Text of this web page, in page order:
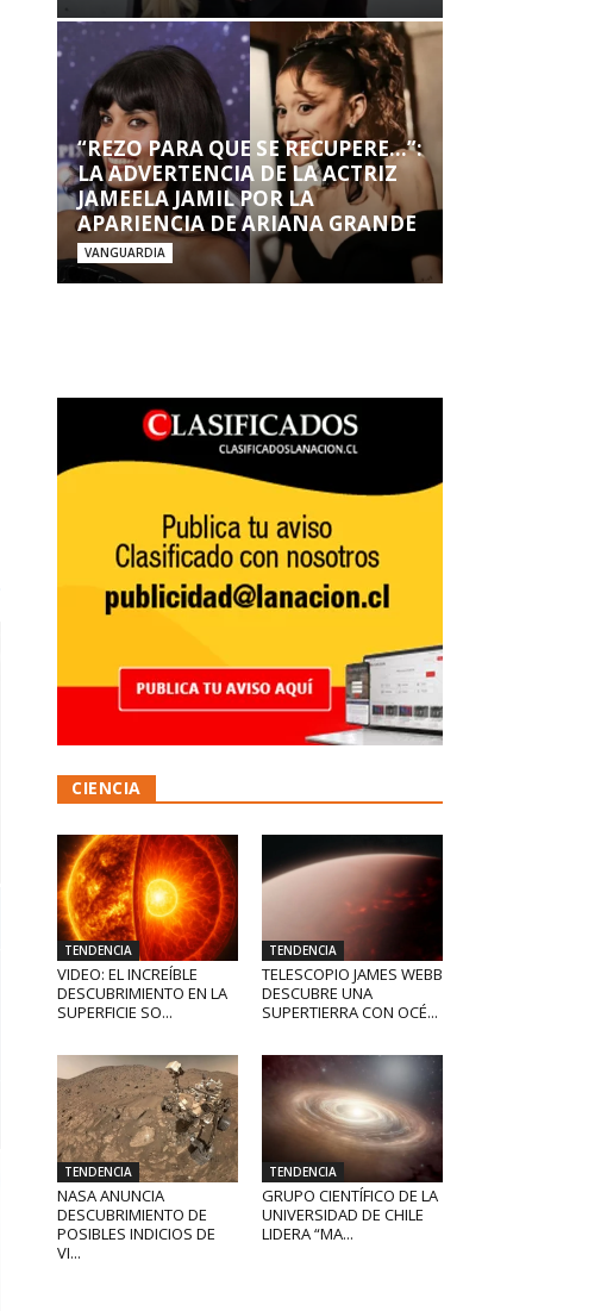
“REZO PARA QUE SE RECUPERE…”:
LA ADVERTENCIA DE LA ACTRIZ
JAMEELA JAMIL POR LA
APARIENCIA DE ARIANA GRANDE
VANGUARDIA
CIENCIA
TENDENCIA
VIDEO: EL INCREÍBLE
DESCUBRIMIENTO EN LA
SUPERFICIE SO...
TENDENCIA
TELESCOPIO JAMES WEBB
DESCUBRE UNA
SUPERTIERRA CON OCÉ...
TENDENCIA
NASA ANUNCIA
DESCUBRIMIENTO DE
POSIBLES INDICIOS DE
VI...
TENDENCIA
GRUPO CIENTÍFICO DE LA
UNIVERSIDAD DE CHILE
LIDERA “MA...